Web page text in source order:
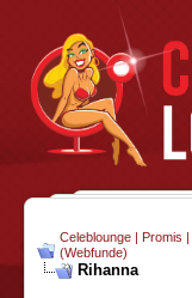
Celeblounge | Promis
(Webfunde)
Rihanna